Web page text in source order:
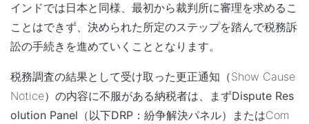
インドでは日本と同様、最初から裁判所に審理を求めるこ
ことはできず、決められた所定のステップを踏んで税務訴
訟の手続きを進めていくこととなります。
税務調査の結果として受け取った更正通知（Show Cause
Notice）の内容に不服がある納税者は、まずDispute Res
olution Panel （以下DRP ：紛争解決パネル）またはCom